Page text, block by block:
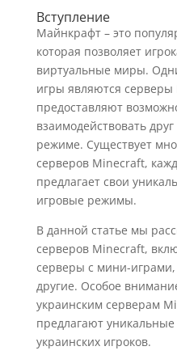
Вступление
Майнкрафт – это
которая позволяет
виртуальные миры.
игры являются
предоставляют
взаимодействовать
режиме. Существует
серверов Minecraft,
предлагает свои
игровые режимы.
В данной статье мы
серверов Minecraft,
серверы с мини-
другие. Особое
украинским серверам
предлагают
украинских игроков.